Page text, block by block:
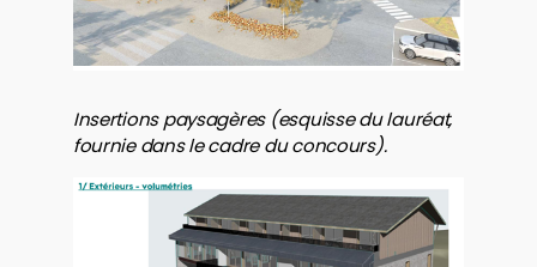
Insertions paysagères (esquisse du lauréat,
fournie dans le cadre du concours).